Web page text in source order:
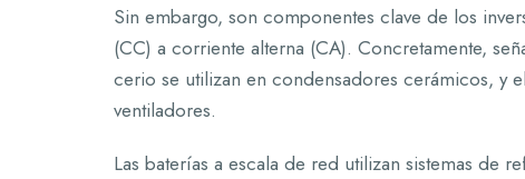
Sin embargo, son componentes clave de los
(CC) a corriente alterna (CA). Concretamente,
cerio se utilizan en condensadores cerámicos, y
ventiladores.
Las baterías a escala de red utilizan sistemas de